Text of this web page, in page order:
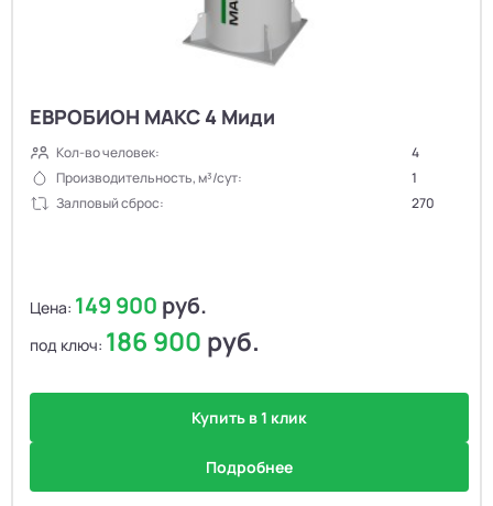
ЕВРОБИОН МАКС 4 Миди
Кол-во человек:
4
Производительность, м³/сут:
1
Залповый сброс:
270
Цена: 149 900 руб.
под ключ: 186 900 руб.
Купить в 1 клик
Подробнее